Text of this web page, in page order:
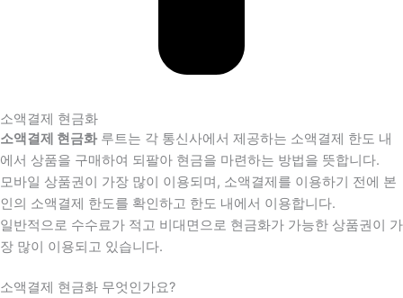
소액결제 현금화
소액결제 현금화루트는 각 통신사에서 제공하는 소액결제 한도 내
에서 상품을 구매하여 되팔아 현금을 마련하는 방법을 뜻합니다.
모바일 상품권이 가장 많이 이용되며, 소액결제를 이용하기 전에 본
인의 소액결제 한도를 확인하고 한도 내에서 이용합니다.
일반적으로 수수료가 적고 비대면으로 현금화가 가능한 상품권이 가
장 많이 이용되고 있습니다.
소액결제 현금화 무엇인가요?